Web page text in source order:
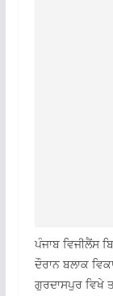
ਪੰਜਾਬ ਵਿਜੀਲੈਂਸ
ਦੌਰਾਨ ਬਲਾਕ
ਗੁਰਦਾਸਪੁਰ ਵਿਖੇ